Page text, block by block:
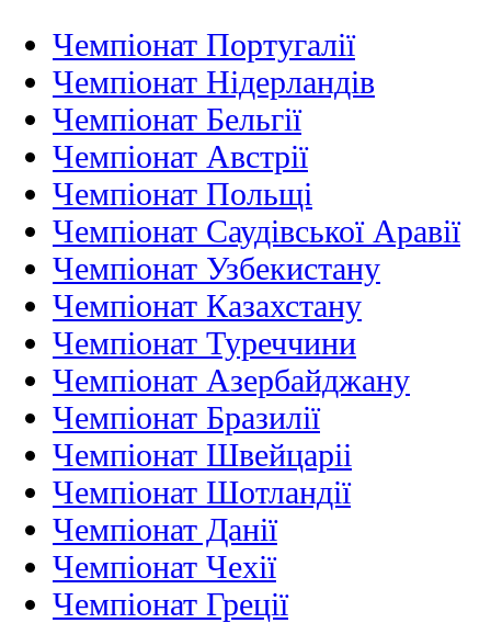
Чемпіонат Португалії
Чемпіонат Нідерландiв
Чемпіонат Бельгії
Чемпіонат Австрії
Чемпіонат Польщі
Чемпіонат Саудівської Аравії
Чемпіонат Узбекистану
Чемпіонат Казахстану
Чемпіонат Туреччини
Чемпіонат Азербайджану
Чемпіонат Бразилії
Чемпіонат Швейцаріі
Чемпіонат Шотландії
Чемпіонат Данії
Чемпіонат Чехії
Чемпіонат Греції